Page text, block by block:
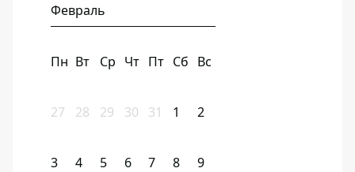
Февраль
Пн Вт Ср Чт Пт Сб Вс
27 28 29 30 31 1 2
3 4 5 6 7 8 9